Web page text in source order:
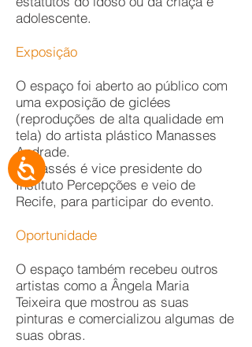
Acessibilidade
adolescente.
Exposição
O espaço foi aberto ao público com
uma exposição de giclées
(reproduções de alta qualidade em
tela) do artista plástico Manasses
Andrade.
Manassés é vice presidente do
Instituto Percepções e veio de
Recife, para participar do evento.
Oportunidade
O espaço também recebeu outros
artistas como a Ângela Maria
Teixeira que mostrou as suas
pinturas e comercializou algumas de
suas obras.